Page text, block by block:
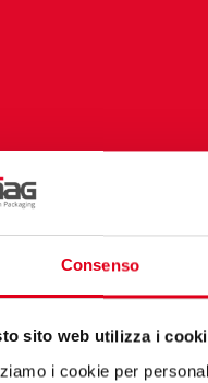
Consenso
sito web utilizza i
i cookie per